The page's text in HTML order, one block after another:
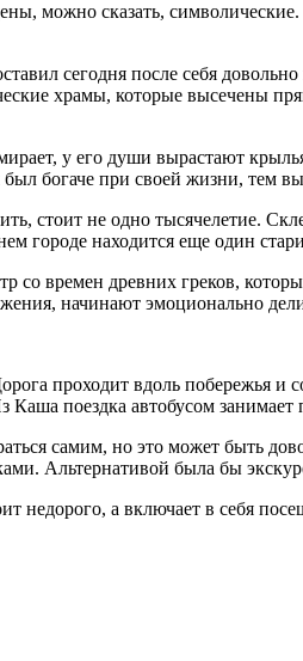
можно сказать,
сегодня после себя
храмы, которые высечены
у его души вырастают
богаче при своей жизни, тем
стоит не одно тысячелетие.
городе находится еще один
со времен древних греков,
начинают эмоционально
проходит вдоль побережья
поездка автобусом занимает
самим, но это может быть
Альтернативой была бы
недорого, а включает в себя